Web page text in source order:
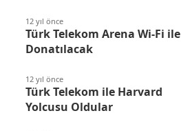
12 yıl önce
Türk Telekom Arena Wi-Fi ile
Donatılacak
12 yıl önce
Türk Telekom ile Harvard
Yolcusu Oldular